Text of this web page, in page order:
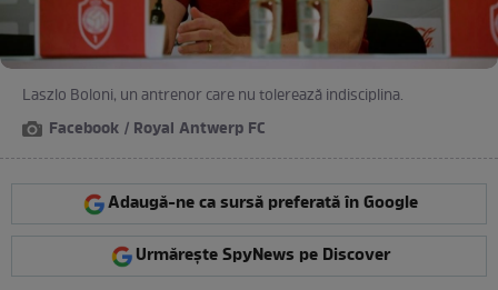
Laszlo Boloni, un antrenor care nu tolerează indisciplina.
Facebook / Royal Antwerp FC
Adaugă-ne ca sursă preferată în Google
Urmărește SpyNews pe Discover